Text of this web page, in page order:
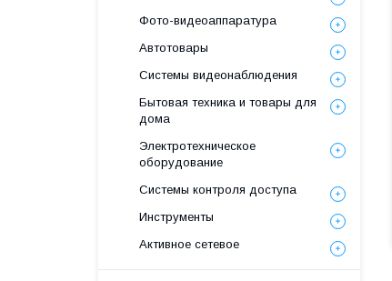
Фото-видеоаппаратура
Автотовары
Системы видеонаблюдения
Бытовая техника и товары для
дома
Электротехническое
оборудование
Системы контроля доступа
Инструменты
Активное сетевое